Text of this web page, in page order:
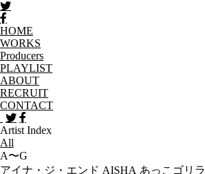
HOME
WORKS
Producers
PLAYLIST
ABOUT
RECRUIT
CONTACT
Artist Index
All
A〜G
アイナ・ジ・エンド AISHA あっこゴリラ